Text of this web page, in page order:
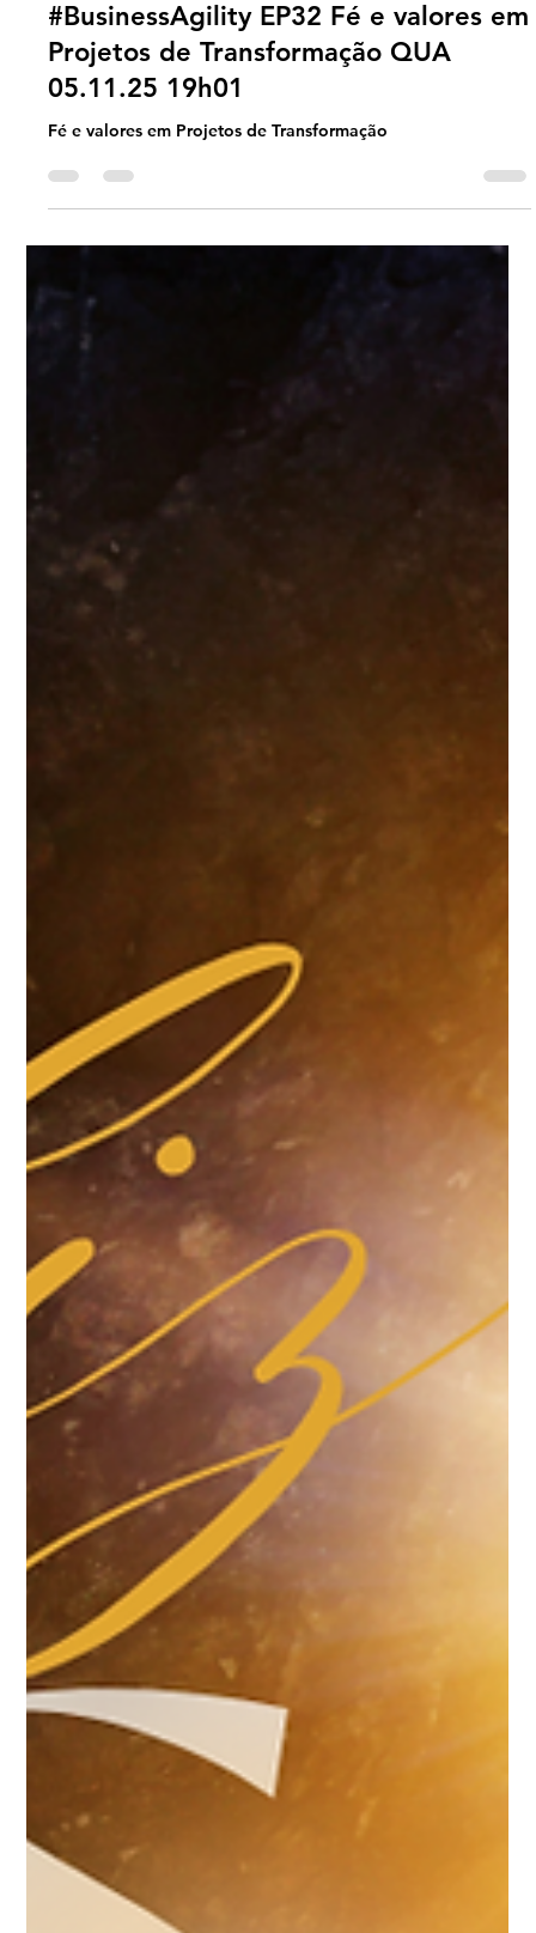
Business Agility
#BusinessAgility EP32 Fé e valores em
Projetos de Transformação QUA
05.11.25 19h01
Fé e valores em Projetos de Transformação